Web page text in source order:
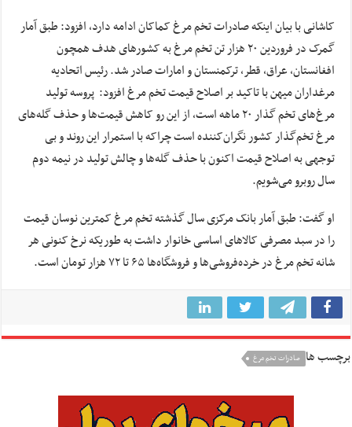
کاشانی با بیان اینکه صادرات تخم مرغ کماکان ادامه دارد، افزود: طبق آمار
گمرک در فروردین ۲۰ هزار تن تخم مرغ به کشورهای هدف همچون
افغانستان، عراق، قطر، ترکمنستان و امارات صادر شد. رئیس اتحادیه
مرغداران میهن با تاکید بر اصلاح قیمت تخم مرغ افزود: پروسه تولید
مرغ‌های تخم گذار ۲۰ ماهه است، از این رو کاهش قیمت‌ها و حذف گله‌های
مرغ تخم‌گذار کشور نگران‌کننده است چراکه با استمرار این روند و بی
توجهی به اصلاح قیمت اکنون با حذف گله‌ها و چالش تولید در نیمه دوم
سال روبرو می‌شویم.
او گفت: طبق آمار بانک مرکزی سال گذشته تخم مرغ کمترین نوسان قیمت
را در سبد مصرفی کالاهای اساسی خانوار داشت به طوریکه نرخ کنونی هر
شانه تخم مرغ در خرده‌فروشی‌ها و فروشگاه‌ها ۶۵ تا ۷۲ هزار تومان است.
برچسب ها صادرات تخم مرغ